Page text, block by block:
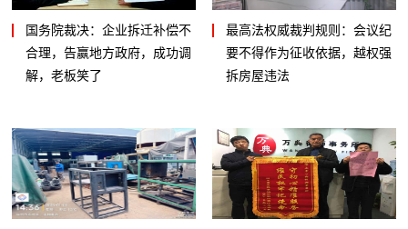
国务院裁决：企业拆迁补偿不
合理，告赢地方政府，成功调
解，老板笑了
最高法权威裁判规则：会议纪
要不得作为征收依据，越权强
拆房屋违法